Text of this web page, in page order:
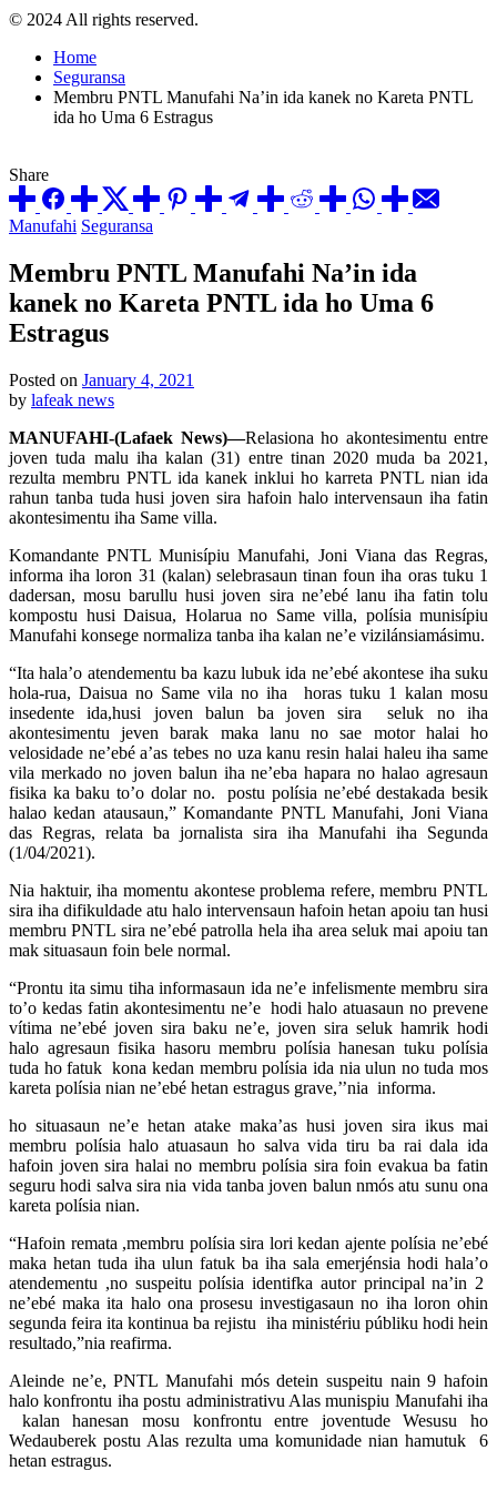
© 2024 All rights reserved.
Home
Seguransa
Membru PNTL Manufahi Na’in ida kanek no Kareta PNTL
ida ho Uma 6 Estragus
Share
Posted
Manufahi Seguransa
Membru PNTL Manufahi Na’in ida
kanek no Kareta PNTL ida ho Uma 6
Estragus
Posted on January 4, 2021
by lafeak news
MANUFAHI-(Lafaek News)—Relasiona ho akontesimentu entre
joven tuda malu iha kalan (31) entre tinan 2020 muda ba 2021,
rezulta membru PNTL ida kanek inklui ho karreta PNTL nian ida
rahun tanba tuda husi joven sira hafoin halo intervensaun iha fatin
akontesimentu iha Same villa.
Komandante PNTL Munisípiu Manufahi, Joni Viana das Regras,
informa iha loron 31 (kalan) selebrasaun tinan foun iha oras tuku 1
dadersan, mosu barullu husi joven sira ne’ebé lanu iha fatin tolu
kompostu husi Daisua, Holarua no Same villa, polísia munisípiu
Manufahi konsege normaliza tanba iha kalan ne’e vizilánsiamásimu.
“Ita hala’o atendementu ba kazu lubuk ida ne’ebé akontese iha suku
hola-rua, Daisua no Same vila no iha horas tuku 1 kalan mosu
insedente ida,husi joven balun ba joven sira seluk no iha
akontesimentu jeven barak maka lanu no sae motor halai ho
velosidade ne’ebé a’as tebes no uza kanu resin halai haleu iha same
vila merkado no joven balun iha ne’eba hapara no halao agresaun
fisika ka baku to’o dolar no. postu polísia ne’ebé destakada besik
halao kedan atausaun,” Komandante PNTL Manufahi, Joni Viana
das Regras, relata ba jornalista sira iha Manufahi iha Segunda
(1/04/2021).
Nia haktuir, iha momentu akontese problema refere, membru PNTL
sira iha difikuldade atu halo intervensaun hafoin hetan apoiu tan husi
membru PNTL sira ne’ebé patrolla hela iha area seluk mai apoiu tan
mak situasaun foin bele normal.
“Prontu ita simu tiha informasaun ida ne’e infelismente membru sira
to’o kedas fatin akontesimentu ne’e hodi halo atuasaun no prevene
vítima ne’ebé joven sira baku ne’e, joven sira seluk hamrik hodi
halo agresaun fisika hasoru membru polísia hanesan tuku polísia
tuda ho fatuk kona kedan membru polísia ida nia ulun no tuda mos
kareta polísia nian ne’ebé hetan estragus grave,’’nia informa.
ho situasaun ne’e hetan atake maka’as husi joven sira ikus mai
membru polísia halo atuasaun ho salva vida tiru ba rai dala ida
hafoin joven sira halai no membru polísia sira foin evakua ba fatin
seguru hodi salva sira nia vida tanba joven balun nmós atu sunu ona
kareta polísia nian.
“Hafoin remata ,membru polísia sira lori kedan ajente polísia ne’ebé
maka hetan tuda iha ulun fatuk ba iha sala emerjénsia hodi hala’o
atendementu ,no suspeitu polísia identifka autor principal na’in 2
ne’ebé maka ita halo ona prosesu investigasaun no iha loron ohin
segunda feira ita kontinua ba rejistu iha ministériu públiku hodi hein
resultado,”nia reafirma.
Aleinde ne’e, PNTL Manufahi mós detein suspeitu nain 9 hafoin
halo konfrontu iha postu administrativu Alas munispiu Manufahi iha
kalan hanesan mosu konfrontu entre joventude Wesusu ho
Wedauberek postu Alas rezulta uma komunidade nian hamutuk 6
hetan estragus.